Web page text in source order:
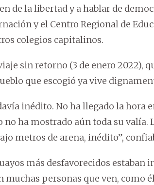
de la libertad y a hablar de
y el Centro Regional de
colegios capitalinos.
sin retorno (3 de enero 2022),
que escogió ya vive
inédito. No ha llegado la hora
no ha mostrado aún toda su valía.
metros de arena, inédito”,
más desfavorecidos estaban
muchas personas que ven, como